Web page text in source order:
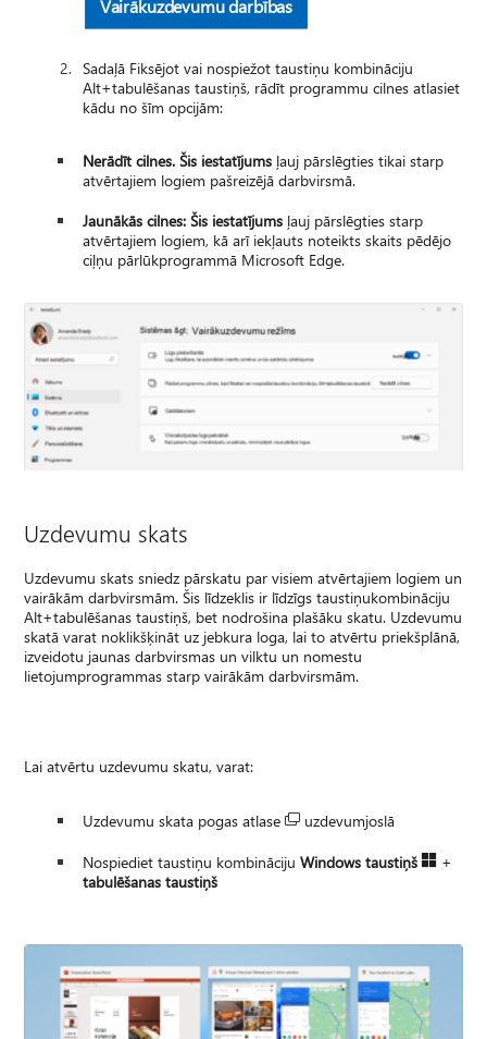
Vairākuzdevumu darbības
Sadaļā Fiksējot vai nospiežot taustiņu kombināciju
Alt+tabulēšanas taustiņš, rādīt programmu cilnes atlasiet
kādu no šīm opcijām:
Nerādīt cilnes. Šis iestatījums ļauj pārslēgties tikai starp
atvērtajiem logiem pašreizējā darbvirsmā.
Jaunākās cilnes: Šis iestatījums ļauj pārslēgties starp
atvērtajiem logiem, kā arī iekļauts noteikts skaits pēdējo
ciļņu pārlūkprogrammā Microsoft Edge.
Uzdevumu skats
Uzdevumu skats sniedz pārskatu par visiem atvērtajiem logiem un
vairākām darbvirsmām. Šis līdzeklis ir līdzīgs taustiņukombināciju
Alt+tabulēšanas taustiņš, bet nodrošina plašāku skatu. Uzdevumu
skatā varat noklikšķināt uz jebkura loga, lai to atvērtu priekšplānā,
izveidotu jaunas darbvirsmas un vilktu un nomestu
lietojumprogrammas starp vairākām darbvirsmām.
Lai atvērtu uzdevumu skatu, varat:
Uzdevumu skata pogas atlase
uzdevumjoslā
Nospiediet taustiņu kombinācijuWindows taustiņš ​​​​​​​
+
tabulēšanas taustiņš